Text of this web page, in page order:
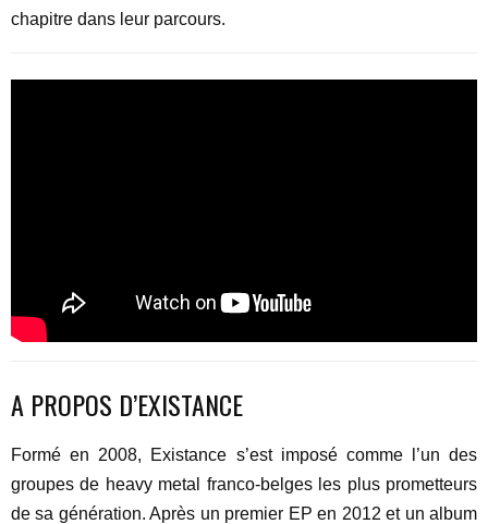
chapitre dans leur parcours.
A PROPOS D’EXISTANCE
Formé en 2008, Existance s’est imposé comme l’un des
groupes de heavy metal franco-belges les plus prometteurs
de sa génération. Après un premier EP en 2012 et un album